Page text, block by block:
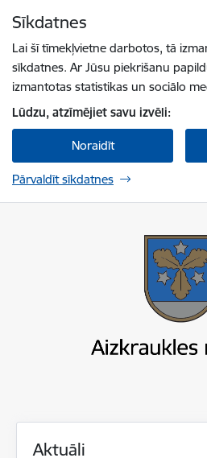
Sīkdatnes
Lai šī tīmekļvietne darbotos, tā
sīkdatnes. Ar Jūsu piekrišanu
izmantotas statistikas un sociālo
Lūdzu, atzīmējiet savu izvēli:
Noraidīt
Pārvaldīt sīkdatnes
Aktuāli